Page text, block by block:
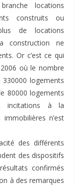
locations
construits ou
de locations
construction ne
Or c’est ce qui
où le nombre
logements
80000 logements
incitations à la
n’est
des différents
des dispositifs
confirmés
à des remarques